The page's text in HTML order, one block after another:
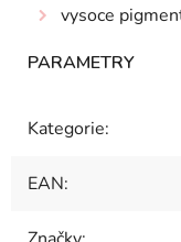
vysoce
Kategorie:
EAN: